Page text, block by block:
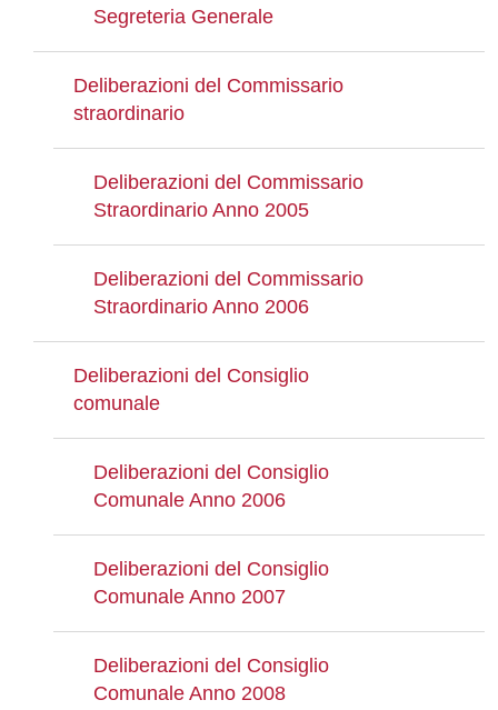
Segreteria Generale
Deliberazioni del Commissario
straordinario
Deliberazioni del Commissario
Straordinario Anno 2005
Deliberazioni del Commissario
Straordinario Anno 2006
Deliberazioni del Consiglio
comunale
Deliberazioni del Consiglio
Comunale Anno 2006
Deliberazioni del Consiglio
Comunale Anno 2007
Deliberazioni del Consiglio
Comunale Anno 2008